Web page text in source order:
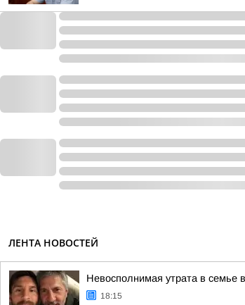
ЛЕНТА НОВОСТЕЙ
Невосполнимая утрата в семье
18:15